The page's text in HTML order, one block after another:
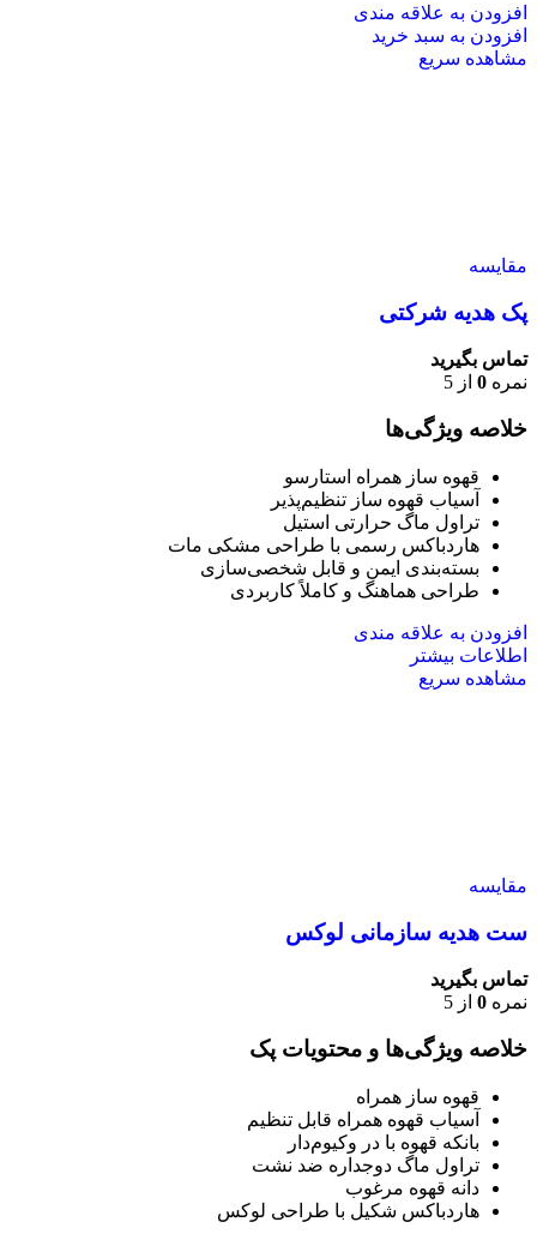
افزودن به علاقه مندی
افزودن به سبد خرید
مشاهده سریع
مقایسه
پک هدیه شرکتی
تماس بگیرید
نمره 0 از 5
خلاصه ویژگی‌ها
قهوه ساز همراه استارسو
آسیاب قهوه ساز تنظیم‌پذیر
تراول ماگ حرارتی استیل
هاردباکس رسمی با طراحی مشکی مات
بسته‌بندی ایمن و قابل شخصی‌سازی
طراحی هماهنگ و کاملاً کاربردی
افزودن به علاقه مندی
اطلاعات بیشتر
مشاهده سریع
مقایسه
ست هدیه سازمانی لوکس
تماس بگیرید
نمره 0 از 5
خلاصه ویژگی‌ها و محتویات پک
قهوه ساز همراه
آسیاب قهوه همراه قابل تنظیم
بانکه قهوه با در وکیوم‌دار
تراول ماگ دوجداره ضد نشت
دانه قهوه مرغوب
هاردباکس شکیل با طراحی لوکس